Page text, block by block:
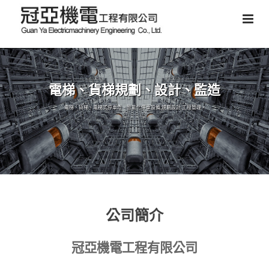
電梯、貨梯規劃、設計、監造
電梯、貨梯、電梯式停車塔、智能化停車設備,規劃設計,工程管理。
公司簡介
冠亞機電工程有限公司